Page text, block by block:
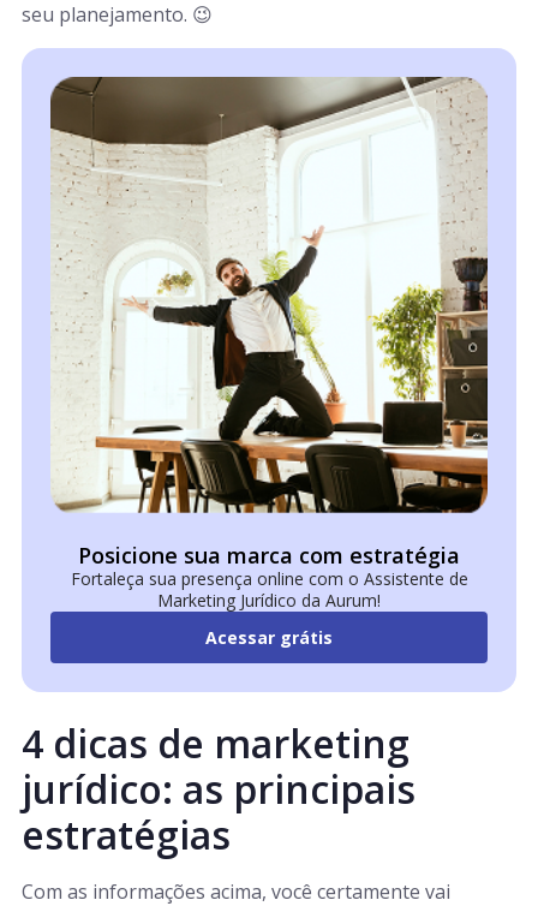
seu planejamento. 😉
Posicione sua marca com estratégia
Fortaleça sua presença online com o Assistente de
Marketing Jurídico da Aurum!
Acessar grátis
4 dicas de marketing
jurídico: as principais
estratégias
Com as informações acima, você certamente vai